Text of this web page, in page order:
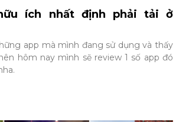
ích nhất định phải tải ở
app mà mình đang sử dụng và thấy
hôm nay mình sẽ review 1 số app đó